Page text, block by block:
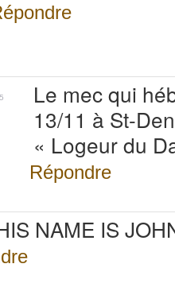
Le mec qui
13/11 à St-
« Logeur du
Répondre
NAME IS